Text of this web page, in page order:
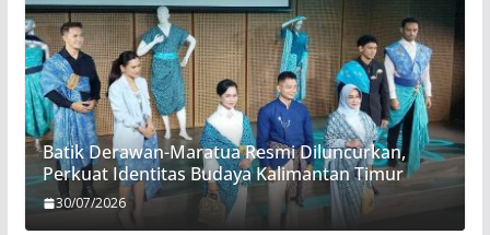
Batik Derawan-Maratua Resmi Diluncurkan,
Perkuat Identitas Budaya Kalimantan Timur
30/07/2026